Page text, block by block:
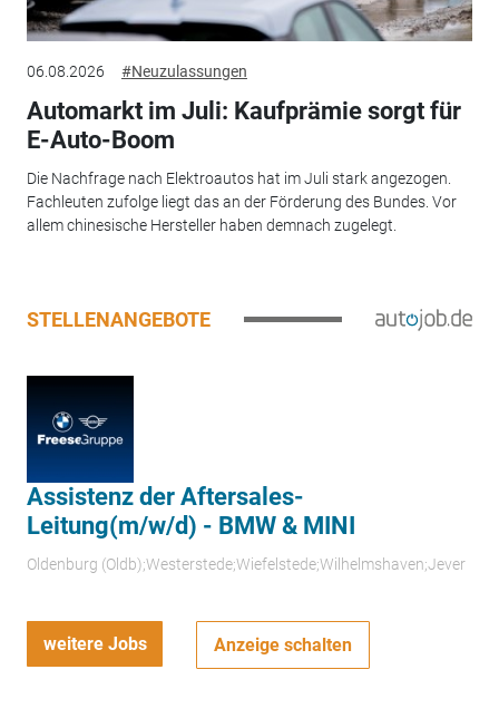
06.08.2026 #Neuzulassungen
Automarkt im Juli: Kaufprämie sorgt für
E-Auto-Boom
Die Nachfrage nach Elektroautos hat im Juli stark angezogen.
Fachleuten zufolge liegt das an der Förderung des Bundes. Vor
allem chinesische Hersteller haben demnach zugelegt.
STELLENANGEBOTE
Assistenz der Aftersales-
Leitung(m/w/d) - BMW & MINI
Oldenburg (Oldb);Westerstede;Wiefelstede;Wilhelmshaven;Jever
weitere Jobs Anzeige schalten